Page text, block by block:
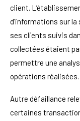
client.
d’informations sur
ses clients suivis
collectées étaient
permettre une
opérations réalisées.
Autre défaillance
certaines